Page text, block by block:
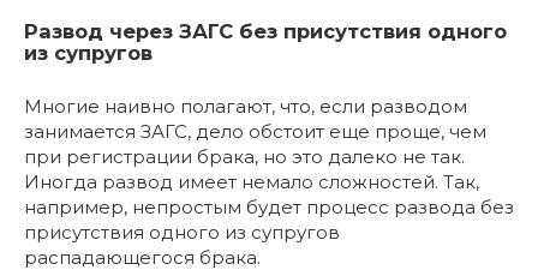
Развод через ЗАГС без присутствия одного
из супругов
Многие наивно полагают, что, если разводом
занимается ЗАГС, дело обстоит еще проще, чем
при регистрации брака, но это далеко не так.
Иногда развод имеет немало сложностей. Так,
например, непростым будет процесс развода без
присутствия одного из супругов
распадающегося брака.